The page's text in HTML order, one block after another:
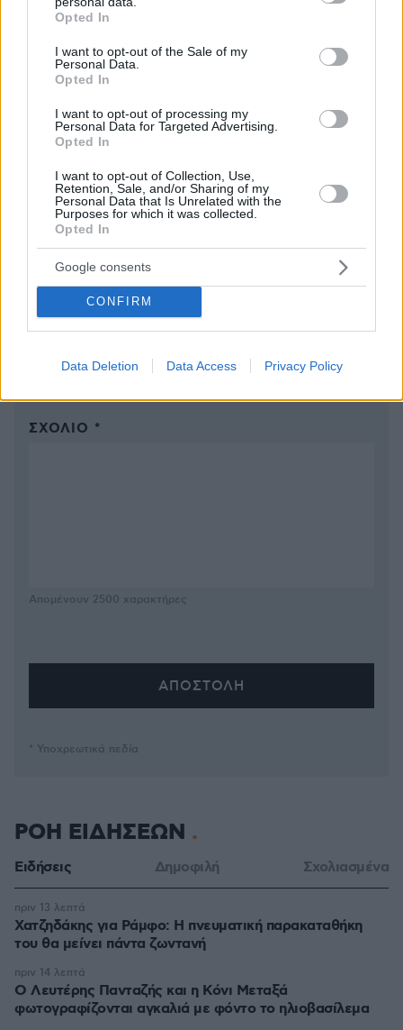
grant or deny consent to Google and its third-party tags to
use your data for below specified purposes in below Google
consent section.
Opted In
I want to opt-out of the Sale of my
Personal Data.
Opted In
I want to opt-out of processing my
Personal Data for Targeted Advertising.
Opted In
I want to opt-out of Collection, Use,
Retention, Sale, and/or Sharing of my
Personal Data that Is Unrelated with the
Purposes for which it was collected.
Opted In
Google consents
CONFIRM
Data Deletion Data Access Privacy Policy
κάμερες;
ΦΟΡΤΩΣΗ ΠΕΡΙΣΣΟΤΕΡΩΝ ΣΧΟΛΙΩΝ
ΠΡΟΣΘΗΚΗ ΣΧΟΛΙΟΥ
ΌΝΟΜΑ *
EMAIL
ΣΧΌΛΙΟ *
Απομένουν 2500 χαρακτήρες
* Υποχρεωτικά πεδία
ΡΟΗ ΕΙΔΗΣΕΩΝ
Ειδήσεις Δημοφιλή Σχολιασμένα
Χατζηδάκης για Ράμφο: Η πνευματική παρακαταθήκη
του θα μείνει πάντα ζωντανή
πριν 13 λεπτά
Ο Λευτέρης Πανταζής και η Κόνι Μεταξά
φωτογραφίζονται αγκαλιά με φόντο το ηλιοβασίλεμα
πριν 14 λεπτά